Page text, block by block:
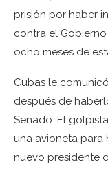
prisión por haber
contra el
ocho meses de
Cubas le
después de
Senado. El
una avioneta para
nuevo presidente